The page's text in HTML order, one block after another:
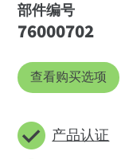
部件编号
76000702
查看购买选项
产品认证